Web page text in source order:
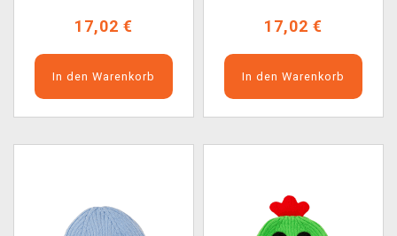
17,02 €
In den Warenkorb
17,02 €
In den Warenkorb